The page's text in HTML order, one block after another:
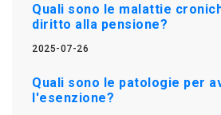
Quali sono le malattie
diritto alla pensione?
2025-07-26
Quali sono le patologie per
l'esenzione?